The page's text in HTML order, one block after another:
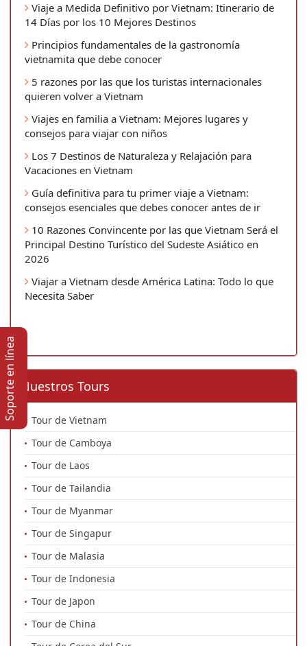
Viaje a Medida Definitivo por Vietnam: Itinerario de
14 Días por los 10 Mejores Destinos
Principios fundamentales de la gastronomía
vietnamita que debe conocer
5 razones por las que los turistas internacionales
quieren volver a Vietnam
Viajes en familia a Vietnam: Mejores lugares y
consejos para viajar con niños
Los 7 Destinos de Naturaleza y Relajación para
Vacaciones en Vietnam
Guía definitiva para tu primer viaje a Vietnam:
consejos esenciales que debes conocer antes de ir
10 Razones Convincente por las que Vietnam Será el
Principal Destino Turístico del Sudeste Asiático en
2026
Viajar a Vietnam desde América Latina: Todo lo que
Necesita Saber
Nuestros Tours
Tour de Vietnam
Tour de Camboya
Tour de Laos
Tour de Tailandia
Tour de Myanmar
Tour de Singapur
Tour de Malasia
Tour de Indonesia
Tour de Japon
Tour de China
Soporte en lí­nea